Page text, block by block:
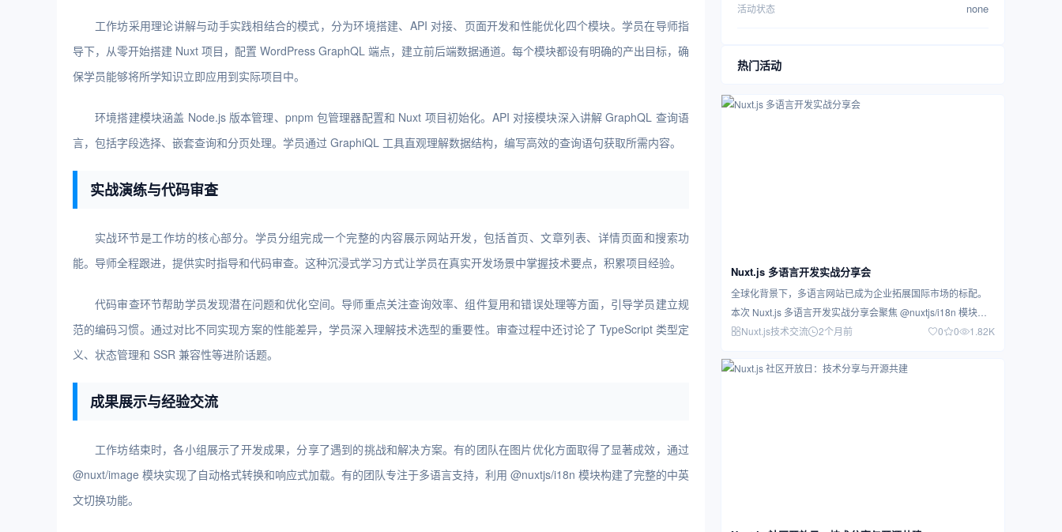
工作坊采用理论讲解与动手实践相结合的模式，分为环境搭建、API 对接、页面开发和性能优化四个模块。学员在导师指
导下，从零开始搭建 Nuxt 项目，配置 WordPress GraphQL 端点，建立前后端数据通道。每个模块都设有明确的产出目标，确
保学员能够将所学知识立即应用到实际项目中。
环境搭建模块涵盖 Node.js 版本管理、pnpm 包管理器配置和 Nuxt 项目初始化。API 对接模块深入讲解 GraphQL 查询语
言，包括字段选择、嵌套查询和分页处理。学员通过 GraphiQL 工具直观理解数据结构，编写高效的查询语句获取所需内容。
实战演练与代码审查
实战环节是工作坊的核心部分。学员分组完成一个完整的内容展示网站开发，包括首页、文章列表、详情页面和搜索功
能。导师全程跟进，提供实时指导和代码审查。这种沉浸式学习方式让学员在真实开发场景中掌握技术要点，积累项目经验。
代码审查环节帮助学员发现潜在问题和优化空间。导师重点关注查询效率、组件复用和错误处理等方面，引导学员建立规
范的编码习惯。通过对比不同实现方案的性能差异，学员深入理解技术选型的重要性。审查过程中还讨论了 TypeScript 类型定
义、状态管理和 SSR 兼容性等进阶话题。
成果展示与经验交流
工作坊结束时，各小组展示了开发成果，分享了遇到的挑战和解决方案。有的团队在图片优化方面取得了显著成效，通过
@nuxt/image 模块实现了自动格式转换和响应式加载。有的团队专注于多语言支持，利用 @nuxtjs/i18n 模块构建了完整的中英
文切换功能。
活动状态 none
热门活动
Nuxt.js 多语言开发实战分享会
全球化背景下，多语言网站已成为企业拓展国际市场的标配。
本次 Nuxt.js 多语言开发实战分享会聚焦 @nuxtjs/i18n 模块的
深…Nuxt.js技术交流 2个月前 0 0 1.82K